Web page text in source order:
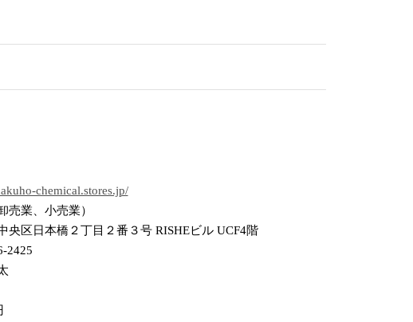
chemical.stores.jp/
売業、小売業）
央区日本橋２丁目２番３号 RISHEビル UCF4階
2425